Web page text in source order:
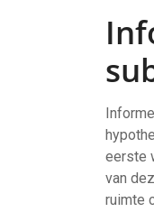
eerste
van
ruimte